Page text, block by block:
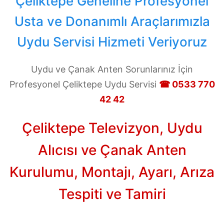
Usta ve Donanımlı Araçlarımızla
Uydu Servisi Hizmeti Veriyoruz
Uydu ve Çanak Anten Sorunlarınız İçin
Profesyonel Çeliktepe Uydu Servisi ☎ 0533 770
42 42
Çeliktepe Televizyon, Uydu
Alıcısı ve Çanak Anten
Kurulumu, Montajı, Ayarı, Arıza
Tespiti ve Tamiri